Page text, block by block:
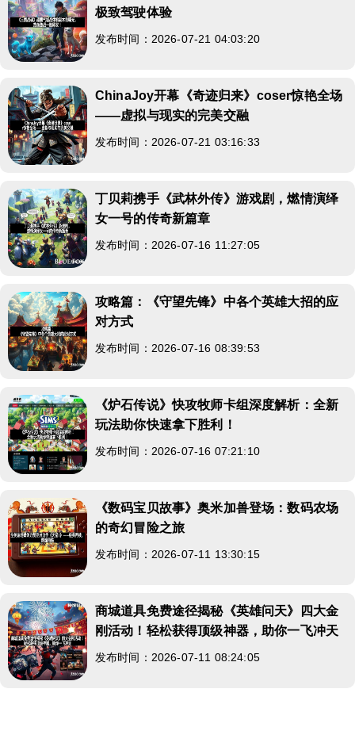
极致驾驶体验
发布时间：2026-07-21 04:03:20
ChinaJoy开幕《奇迹归来》coser惊艳全场
——虚拟与现实的完美交融
发布时间：2026-07-21 03:16:33
丁贝莉携手《武林外传》游戏剧，燃情演绎
女一号的传奇新篇章
发布时间：2026-07-16 11:27:05
攻略篇：《守望先锋》中各个英雄大招的应
对方式
发布时间：2026-07-16 08:39:53
《炉石传说》快攻牧师卡组深度解析：全新
玩法助你快速拿下胜利！
发布时间：2026-07-16 07:21:10
《数码宝贝故事》奥米加兽登场：数码农场
的奇幻冒险之旅
发布时间：2026-07-11 13:30:15
商城道具免费途径揭秘《英雄问天》四大金
刚活动！轻松获得顶级神器，助你一飞冲天
发布时间：2026-07-11 08:24:05